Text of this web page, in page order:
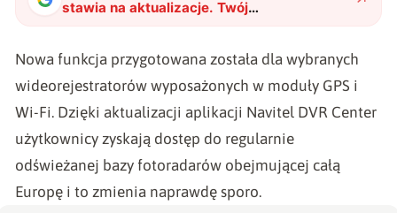
stawia na aktualizacje. Twój
wideorejestrator stanie się jeszcze
Nowa funkcja przygotowana została dla wybranych
wideorejestratorów wyposażonych w moduły GPS i
Wi-Fi. Dzięki aktualizacji aplikacji Navitel DVR Center
użytkownicy zyskają dostęp do regularnie
odświeżanej bazy fotoradarów obejmującej całą
Europę i to zmienia naprawdę sporo.